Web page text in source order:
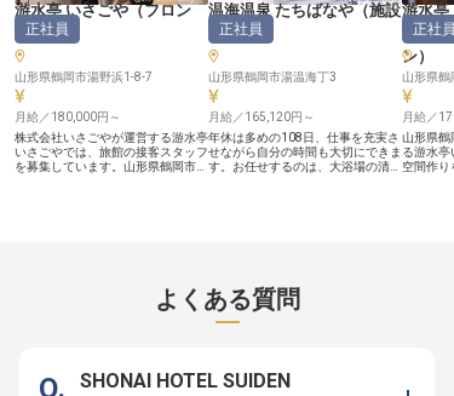
游水亭 いさごや（フロン
ト）
正社員
山形県鶴岡市湯野浜1-8-7
月給／180,000円～
株式会社いさごやが運営する游水亭
いさごやでは、旅館の接客スタッフ
を募集しています。山形県鶴岡市湯
経験、能力を考慮して優遇します。
ホスピタリティに溢れるあなたのご
温海温泉 たちばなや（施設
管理）
正社員
山形県鶴岡市湯温海丁3
月給／165,120円～
年休は多めの108日、仕事を充実さ
せながら自分の時間も大切にできま
す。お任せするのは、大浴場の清
山形の旬の食材をふんだんに使用し
た食事が自慢です。※この求人は
2023年4月18日時点の情報です
游水亭
ーパ
ン）
正社員
月給／
山形県鶴
る游水亭
空間作り
よくある質問
SHONAI HOTEL SUIDEN